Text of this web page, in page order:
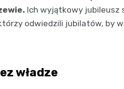
Ich wyjątkowy jubileusz
odwiedzili jubilatów, by
władze